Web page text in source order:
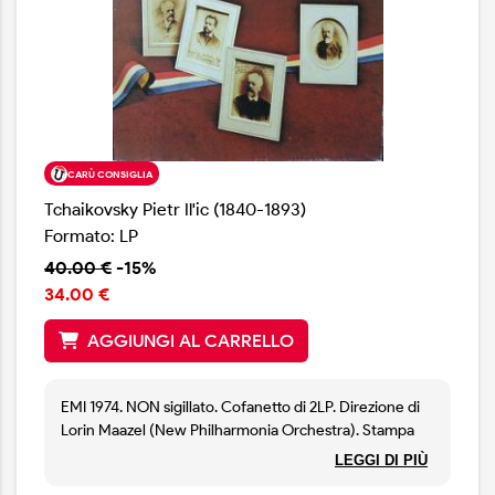
CARÙ CONSIGLIA
Tchaikovsky Pietr Il'ic (1840-1893)
Formato: LP
40.00 € -15%
34.00 €
AGGIUNGI AL CARRELLO
EMI 1974. NON sigillato. Cofanetto di 2LP. Direzione di
Lorin Maazel (New Philharmonia Orchestra). Stampa
LEGGI DI PIÙ